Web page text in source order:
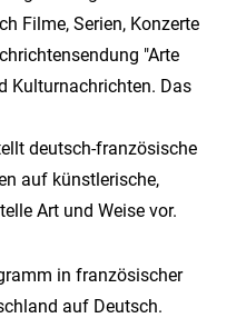
Filme, Serien, Konzerte
"Arte
Kulturnachrichten. Das
deutsch-französische
auf künstlerische,
Art und Weise vor.
in französischer
auf Deutsch.